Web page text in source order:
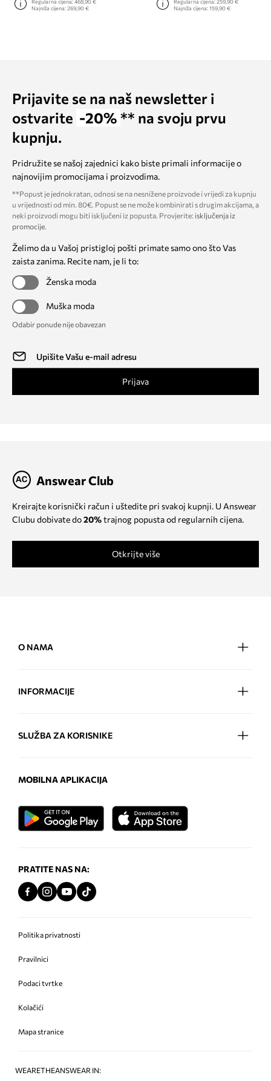
Najniža cijena:269,90 €
Najniža cijena: 159,90 €
Prijavite se na naš newsletter i
ostvarite -20% ** na svoju prvu
kupnju.
Pridružite se našoj zajednici kako biste primali informacije o
najnovijim promocijama i proizvodima.
**Popust je jednokratan, odnosi se na nesnižene proizvode i vrijedi za kupnju
u vrijednosti od min. 80€. Popust se ne može kombinirati s drugim akcijama, a
neki proizvodi mogu biti isključeni iz popusta. Provjerite: isključenja iz
promocije.
Želimo da u Vašoj pristigloj pošti primate samo ono što Vas
zaista zanima. Recite nam, je li to:
Ženska moda
Muška moda
Odabir ponude nije obavezan
Prijava
Answear Club
Kreirajte korisnički račun i uštedite pri svakoj kupnji. U Answear
Clubu dobivate do20%trajnog popusta od regularnih cijena.
Otkrijte više
O NAMA
INFORMACIJE
SLUŽBA ZA KORISNIKE
MOBILNA APLIKACIJA
PRATITE NAS NA:
Politika privatnosti
Pravilnici
Podaci tvrtke
Kolačići
Mapa stranice
WEARETHEANSWEAR IN: